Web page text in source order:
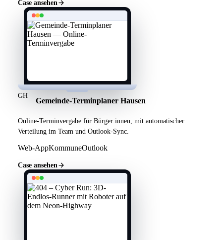
Case ansehen
GH
Gemeinde-Terminplaner Hausen
Online-Terminvergabe für Bürger:innen, mit automatischer
Verteilung im Team und Outlook-Sync.
Web-AppKommuneOutlook
Case ansehen